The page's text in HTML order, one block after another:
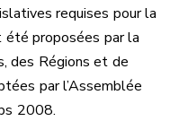
requises pour la
proposées par la
des Régions et de
par l’Assemblée
2008.